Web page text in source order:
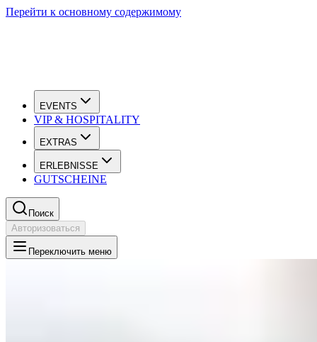
Перейти к основному содержимому
EVENTS
VIP & HOSPITALITY
EXTRAS
ERLEBNISSE
GUTSCHEINE
Поиск
Авторизоваться
Переключить меню